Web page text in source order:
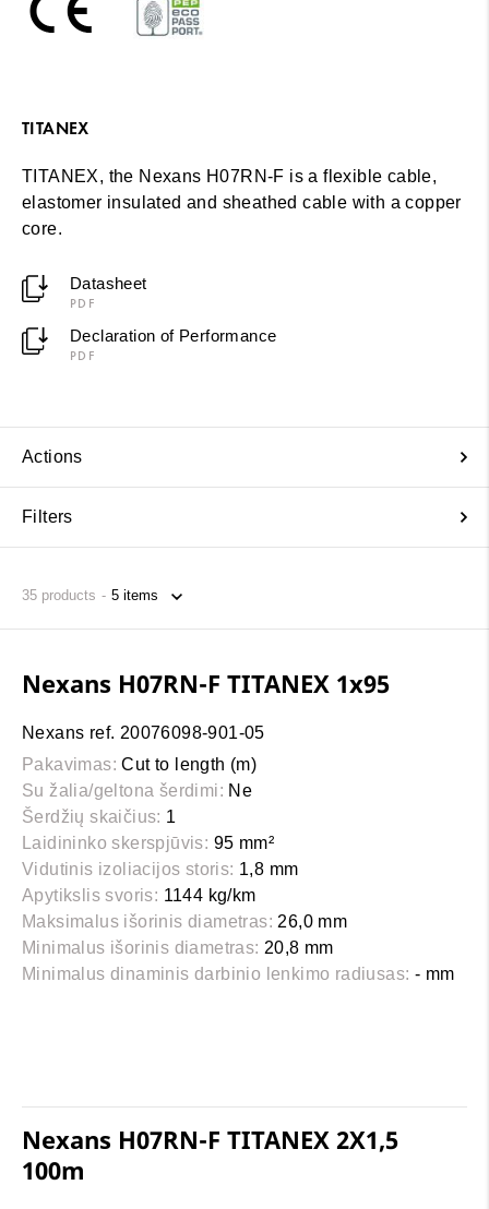
TITANEX
TITANEX, the Nexans H07RN-F is a flexible cable,
elastomer insulated and sheathed cable with a copper
core.
Datasheet
PDF
Declaration of Performance
PDF
Actions
Filters
35 products
Nexans H07RN-F TITANEX 1x95
Nexans ref. 20076098-901-05
Pakavimas: Cut to length (m)
Su žalia/geltona šerdimi: Ne
Šerdžių skaičius: 1
Laidininko skerspjūvis: 95 mm²
Vidutinis izoliacijos storis: 1,8 mm
Apytikslis svoris: 1144 kg/km
Maksimalus išorinis diametras: 26,0 mm
Minimalus išorinis diametras: 20,8 mm
Minimalus dinaminis darbinio lenkimo radiusas: - mm
Nexans H07RN-F TITANEX 2X1,5
100m